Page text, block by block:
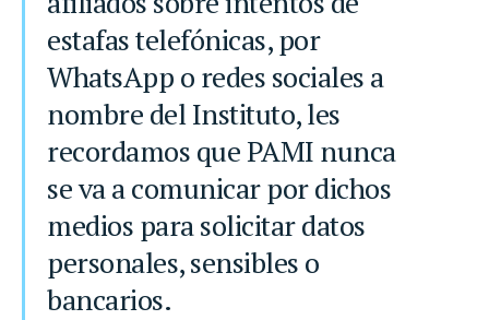
estafas telefónicas, por
WhatsApp o redes sociales a
nombre del Instituto, les
recordamos que PAMI nunca
se va a comunicar por dichos
medios para solicitar datos
personales, sensibles o
bancarios.